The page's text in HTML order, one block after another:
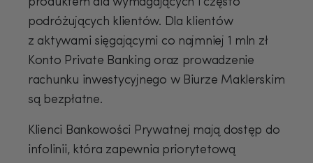
podróżujących klientów. Dla klientów
z aktywami sięgającymi co najmniej 1 mln zł
Konto Private Banking oraz prowadzenie
rachunku inwestycyjnego w Biurze Maklerskim
są bezpłatne.
Klienci Bankowości Prywatnej mają dostęp do
infolinii, która zapewnia priorytetową